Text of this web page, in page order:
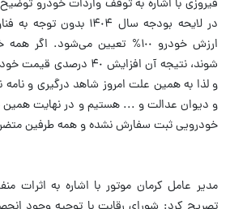
فیروزی با اشاره به توقف واردات خودرو
در لایحه بودجه سال ١۴٠۴
ارزش خودرو ١٠٠% تعیین می‌شود.
شوند، نتیجه آن افزایش ۴٠
و لذا به همین علت امروز شاهد درگیری و
و دیوان عدالت و ... هستیم و در نهایت
خودرویی ثبت سفارش نشده و همه طرفین
مدیر عامل کرمان موتور با اشاره به اثرات